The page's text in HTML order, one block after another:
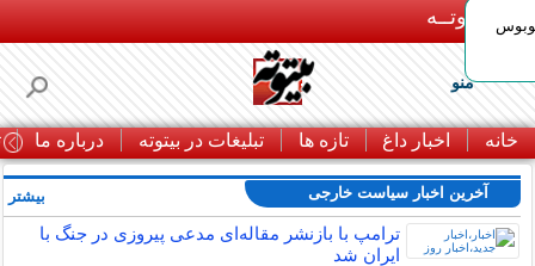
بـیتوتــه
منو
خانه اخبار داغ تازه ها تبلیغات در بیتوته درباره ما
آخرین اخبار سیاست خارجی
ترامپ با بازنشر مقاله‌ای مدعی پیروزی در جنگ با
ایران شد
بیشتر